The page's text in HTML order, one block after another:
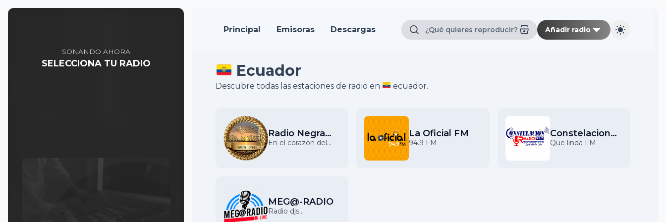
Principal Emisoras Descargas Añadir radio
Ecuador
Descubre todas las estaciones de radio en ecuador.
Radio Negra
Latina
En el corazón del
La Oficial FM
94.9 FM
Constelacion
91.7
Que linda FM
MEG@-RADIO
Radio djs
SONANDO AHORA
SELECCIONA TU RADIO